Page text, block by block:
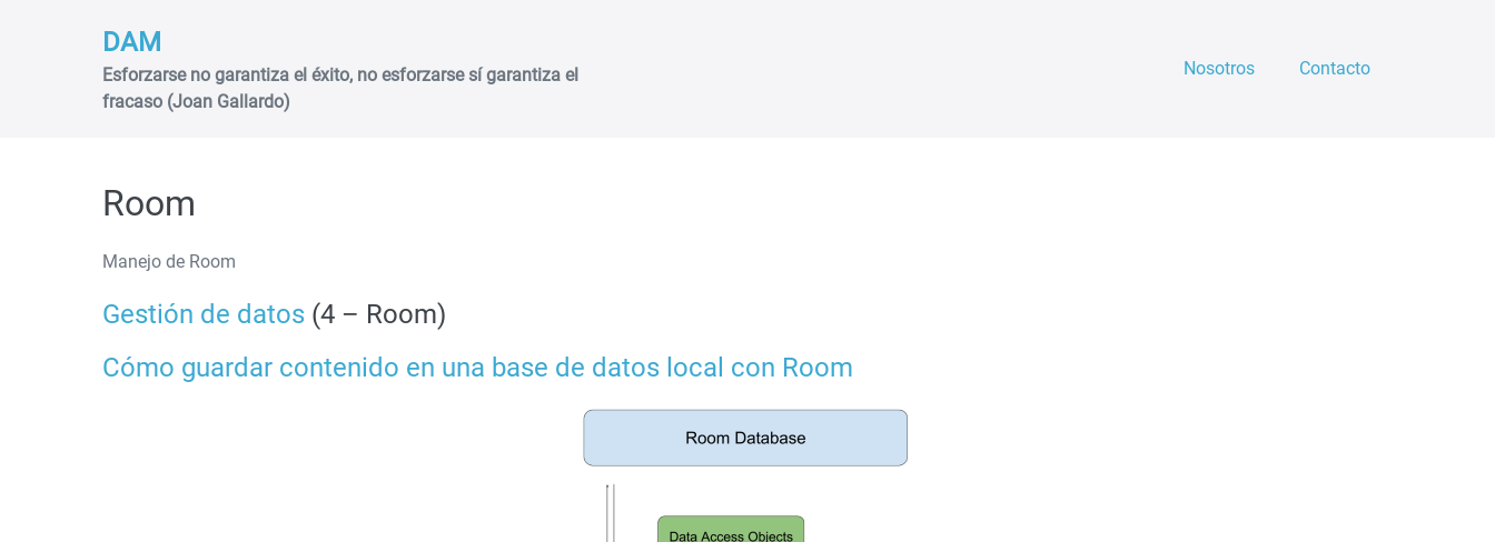
DAM
Esforzarse no garantiza el éxito, no esforzarse sí garantiza el
fracaso (Joan Gallardo)
Nosotros Contacto
Room
Manejo de Room
Gestión de datos (4 – Room)
Cómo guardar contenido en una base de datos local con Room